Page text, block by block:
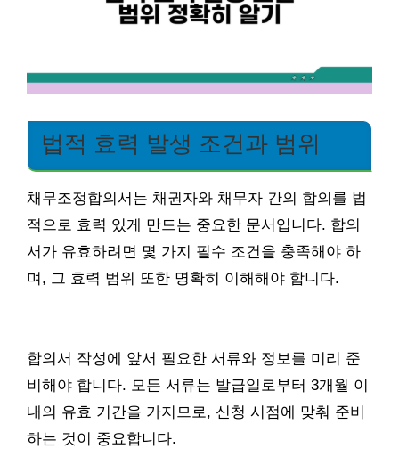
법적 효력 발생 조건과 범위
채무조정합의서는 채권자와 채무자 간의 합의를 법
적으로 효력 있게 만드는 중요한 문서입니다. 합의
서가 유효하려면 몇 가지 필수 조건을 충족해야 하
며, 그 효력 범위 또한 명확히 이해해야 합니다.
합의서 작성에 앞서 필요한 서류와 정보를 미리 준
비해야 합니다. 모든 서류는 발급일로부터 3개월 이
내의 유효 기간을 가지므로, 신청 시점에 맞춰 준비
하는 것이 중요합니다.